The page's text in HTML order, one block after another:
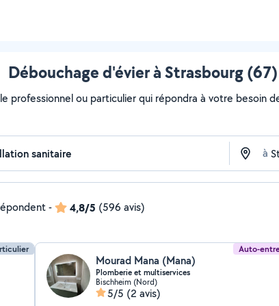
Débouchage d'évier à Strasbourg
professionnel ou particulier qui répondra à votre besoin
à
- 4,8/5 (596 avis)
Auto-
Mourad Mana (Mana)
Plomberie et multiservices
Bischheim (Nord)
5/5 (2 avis)